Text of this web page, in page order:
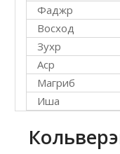
Фаджр
Восход
Зухр
Аср
Магриб
Иша